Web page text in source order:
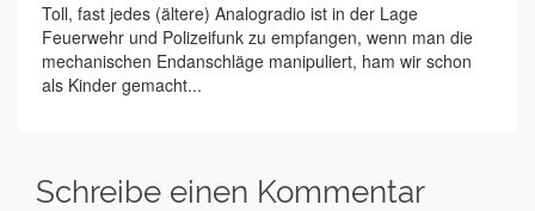
Toll, fast jedes (ältere) Analogradio ist in der Lage
Feuerwehr und Polizeifunk zu empfangen, wenn man die
mechanischen Endanschläge manipuliert, ham wir schon
als Kinder gemacht...
Schreibe einen Kommentar